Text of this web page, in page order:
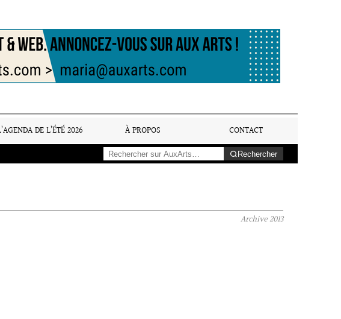
DE L’ÉTÉ 2026 À PROPOS
CONTACT
Rechercher
Archive2013